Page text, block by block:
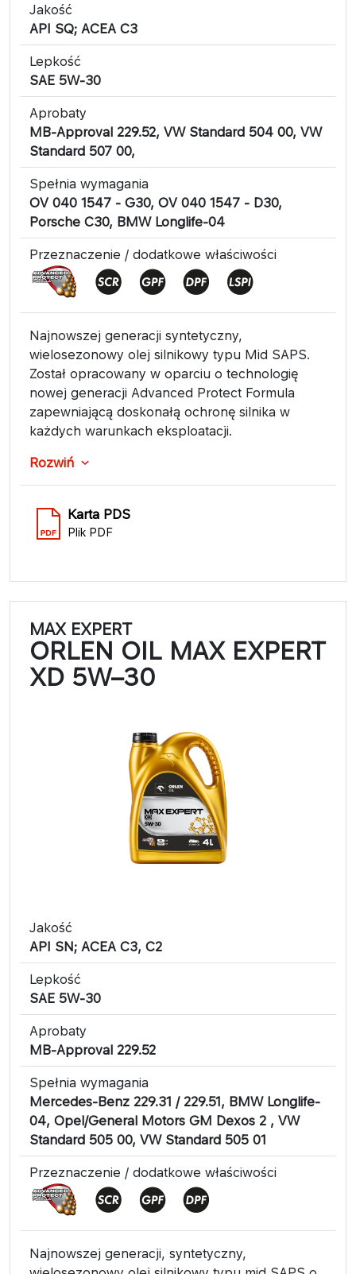
Jakość
API SQ; ACEA C3
Lepkość
SAE 5W-30
Aprobaty
MB-Approval 229.52, VW Standard 504 00, VW
Standard 507 00,
Spełnia wymagania
OV 040 1547 - G30, OV 040 1547 - D30,
Porsche C30, BMW Longlife-04
Przeznaczenie / dodatkowe właściwości
Najnowszej generacji syntetyczny,
wielosezonowy olej silnikowy typu Mid SAPS.
Został opracowany w oparciu o technologię
nowej generacji Advanced Protect Formula
zapewniającą doskonałą ochronę silnika w
każdych warunkach eksploatacji.
Rozwiń
Karta PDS
Plik PDF
MAX EXPERT
ORLEN OIL MAX EXPERT
XD 5W–30
Jakość
API SN; ACEA C3, C2
Lepkość
SAE 5W-30
Aprobaty
MB-Approval 229.52
Spełnia wymagania
Mercedes-Benz 229.31 / 229.51, BMW Longlife-
04, Opel/General Motors GM Dexos 2 , VW
Standard 505 00, VW Standard 505 01
Przeznaczenie / dodatkowe właściwości
Najnowszej generacji, syntetyczny,